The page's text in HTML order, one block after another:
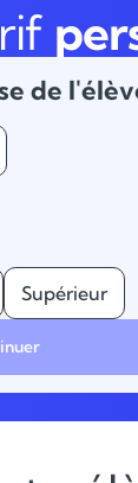
de
Supérieur